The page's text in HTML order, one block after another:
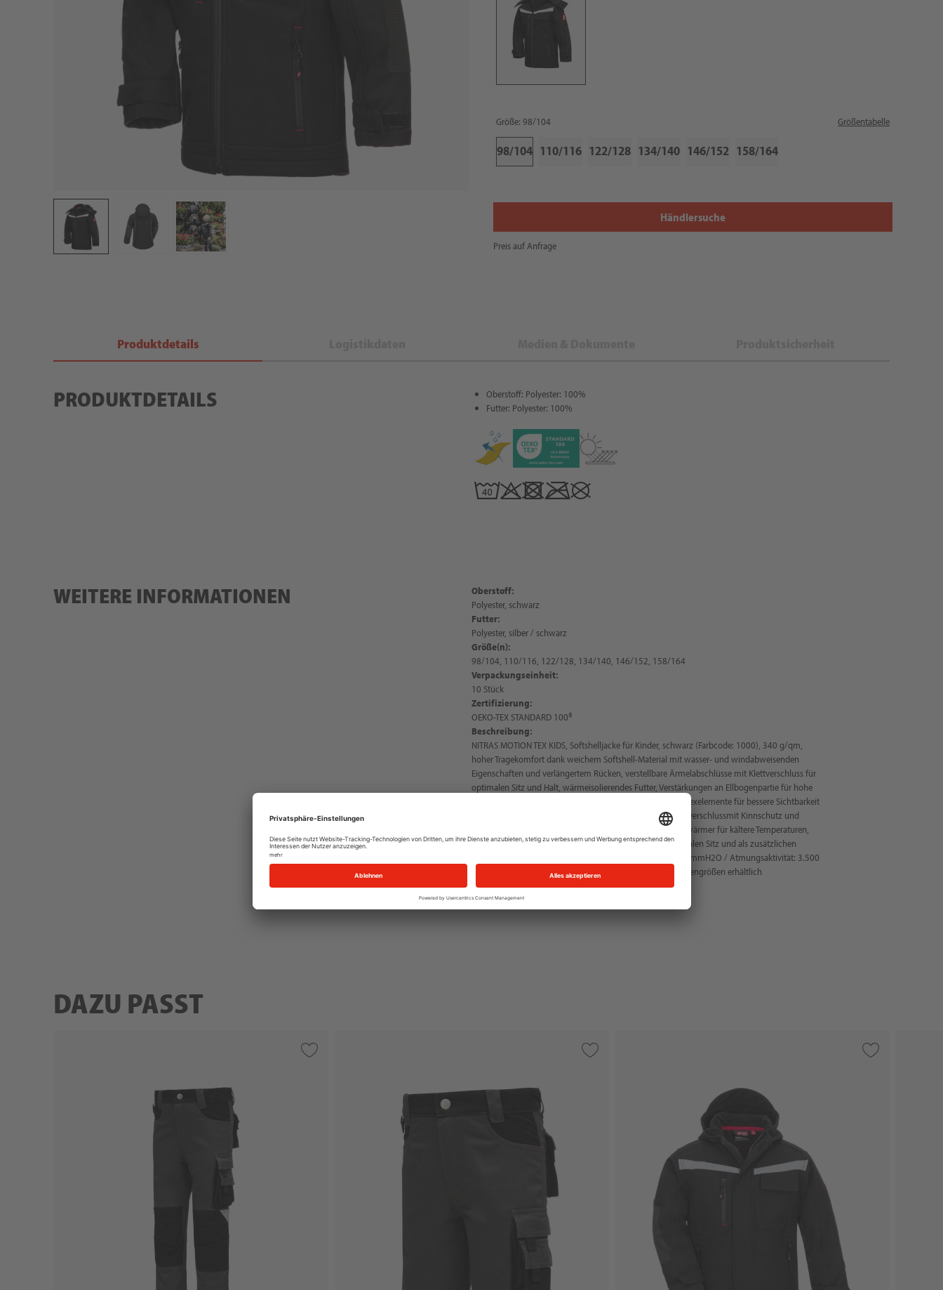
Größe: 98/104 Größentabelle
98/104 110/116 122/128 134/140 146/152 158/164
Händlersuche
Preis auf Anfrage
Produktdetails
PRODUKTDETAILS
Oberstoff: Polyester: 100%
Futter: Polyester: 100%
WEITERE INFORMATIONEN
Oberstoff:
Polyester, schwarz
Futter:
Polyester, silber / schwarz
Größe(n):
98/104, 110/116, 122/128, 134/140, 146/152, 158/164
Verpackungseinheit:
10 Stück
Zertifizierung:
OEKO-TEX STANDARD 100®
Beschreibung:
NITRAS MOTION TEX KIDS, Softshelljacke für Kinder, schwarz (Farbcode: 1000), 340 g/qm,
hoher Tragekomfort dank weichem Softshell-Material mit wasser- und windabweisenden
Eigenschaften und verlängertem Rücken, verstellbare Ärmelabschlüsse mit Klettverschluss für
optimalen Sitz und Halt, wärmeisolierendes Futter, Verstärkungen an Ellbogenpartie für hohe
Widerstandsfähigkeit bei abenteuerreichen Tätigkeiten, Reflexelemente für bessere Sichtbarkeit
und mehr Sicherheit, Stehkragen, durchgehender YKK-Reißverschlussmit Kinnschutz und
Windstopper innen, Innen-, Brust- und Seitentaschen, Pulswärmer für kältere Temperaturen,
abnehmbare Kapuze mit Klettverschluss am Hals für optimalen Sitz und als zusätzlichen
Schutz vor Wind und Wetter, Oberstoff: Wassersäule: 8.000 mmH2O / Atmungsaktivität: 3.500
g/qm/24h, OEKO-TEX STANDARD 100®, auch in Erwachsenengrößen erhältlich
DAZU PASST